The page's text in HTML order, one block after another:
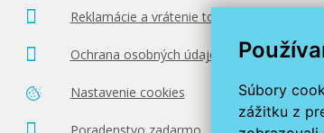
Súbory
zážitku z
Reklamácie a vrátenie tovaru
Ochrana osobných údajov
Nastavenie cookies